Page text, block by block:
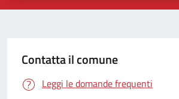
Contatta il comune
Leggi le domande frequenti